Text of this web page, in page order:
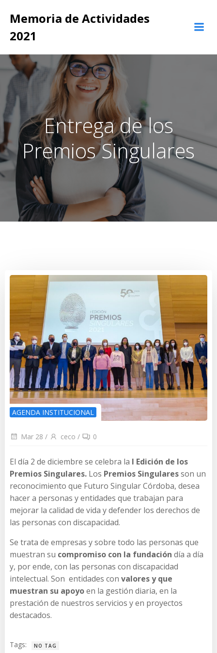
al
Memoria de Actividades
2021
Entrega de los
Premios Singulares
AGENDA INSTITUCIONAL
Mar 28 / ceco / 0
El día 2 de diciembre se celebra la I Edición de los
Premios Singulares. Los Premios Singularesson un
reconocimiento que Futuro Singular Córdoba, desea
hacer a personas y entidades que trabajan para
mejorar la calidad de vida y defender los derechos de
las personas con discapacidad.
Se trata de empresas y sobre todo las personas que
muestran su compromiso con la fundación día a día
y, por ende, con las personas con discapacidad
intelectual. Son entidades con valores y que
muestran su apoyoen la gestión diaria, en la
prestación de nuestros servicios y en proyectos
destacados.
Tags: NO TAG